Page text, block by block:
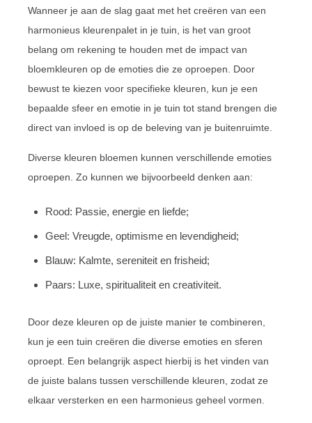
Wanneer je aan de slag gaat met het creëren van een
harmonieus kleurenpalet in je tuin, is het van groot
belang om rekening te houden met de impact van
bloemkleuren op de emoties die ze oproepen. Door
bewust te kiezen voor specifieke kleuren, kun je een
bepaalde sfeer en emotie in je tuin tot stand brengen die
direct van invloed is op de beleving van je buitenruimte.
Diverse kleuren bloemen kunnen verschillende emoties
oproepen. Zo kunnen we bijvoorbeeld denken aan:
Rood: Passie, energie en liefde;
Geel: Vreugde, optimisme en levendigheid;
Blauw: Kalmte, sereniteit en frisheid;
Paars: Luxe, spiritualiteit en creativiteit.
Door deze kleuren op de juiste manier te combineren,
kun je een tuin creëren die diverse emoties en sferen
oproept. Een belangrijk aspect hierbij is het vinden van
de juiste balans tussen verschillende kleuren, zodat ze
elkaar versterken en een harmonieus geheel vormen.